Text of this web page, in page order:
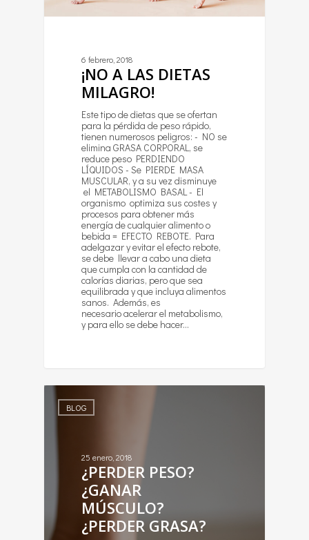
6 febrero, 2018
¡NO A LAS DIETAS
MILAGRO!
Este tipo de dietas que se ofertan
para la pérdida de peso rápido,
tienen numerosos peligros: - NO se
elimina GRASA CORPORAL, se
reduce peso PERDIENDO
LÍQUIDOS - Se PIERDE MASA
MUSCULAR, y a su vez disminuye
el METABOLISMO BASAL - El
organismo optimiza sus costes y
procesos para obtener más
energía de cualquier alimento o
bebida = EFECTO REBOTE. Para
adelgazar y evitar el efecto rebote,
se debe llevar a cabo una dieta
que cumpla con la cantidad de
calorías diarias, pero que sea
equilibrada y que incluya alimentos
sanos. Además, es
necesario acelerar el metabolismo,
y para ello se debe hacer…
BLOG
25 enero, 2018
¿PERDER PESO?
¿GANAR
MÚSCULO?
¿PERDER GRASA?